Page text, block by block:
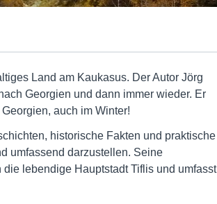
Land am Kaukasus. Der Autor Jörg
Georgien und dann immer wieder. Er
auch im Winter!
historische Fakten und praktische
umfassend darzustellen. Seine
lebendige Hauptstadt Tiflis und umfasst